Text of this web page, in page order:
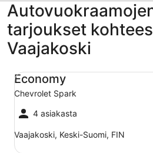
tarjoukset
Vaajakoski
Economy
Chevrolet Spark
4 asiakasta
Vaajakoski, Keski-Suomi, FIN
Economy Chevrolet Spark